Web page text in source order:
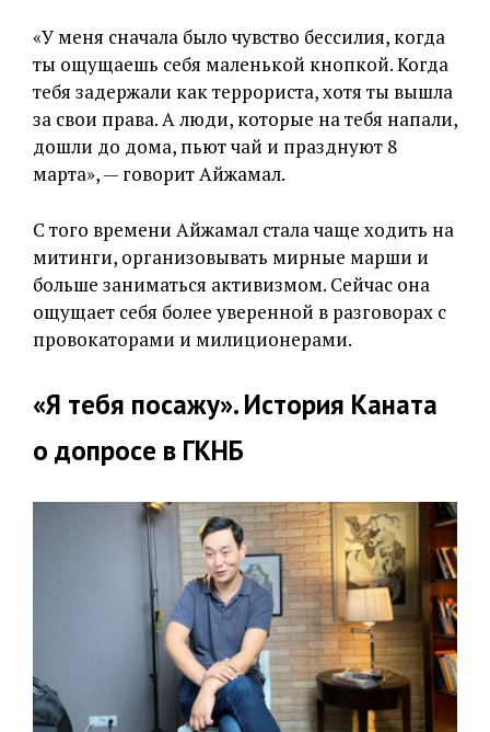
«У меня сначала было чувство бессилия, когда
ты ощущаешь себя маленькой кнопкой. Когда
тебя задержали как террориста, хотя ты вышла
за свои права. А люди, которые на тебя напали,
дошли до дома, пьют чай и празднуют 8
марта», — говорит Айжамал.
С того времени Айжамал стала чаще ходить на
митинги, организовывать мирные марши и
больше заниматься активизмом. Сейчас она
ощущает себя более уверенной в разговорах с
провокаторами и милиционерами.
«Я тебя посажу». История Каната
о допросе в ГКНБ